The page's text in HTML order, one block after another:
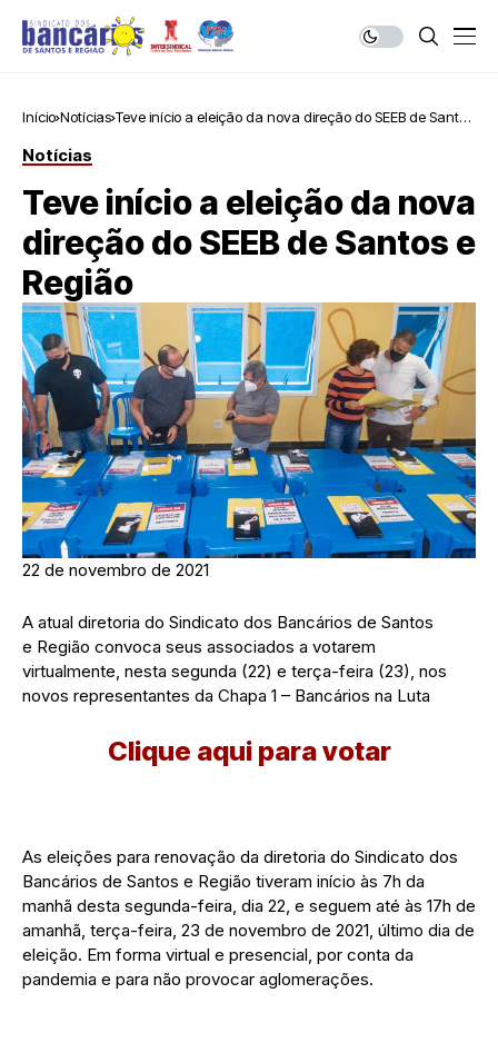
Início Notícias Teve início a eleição da nova direção do SEEB de Santos
Notícias
Teve início a eleição da nova
direção do SEEB de Santos e
Região
22 de novembro de 2021
A atual diretoria do Sindicato dos Bancários de Santos
e Região convoca seus associados a votarem
virtualmente, nesta segunda (22) e terça-feira (23), nos
novos representantes da Chapa 1 – Bancários na Luta
Clique aqui para votar
As eleições para renovação da diretoria do Sindicato dos
Bancários de Santos e Região tiveram início às 7h da
manhã desta segunda-feira, dia 22, e seguem até às 17h de
amanhã, terça-feira, 23 de novembro de 2021, último dia de
eleição. Em forma virtual e presencial, por conta da
pandemia e para não provocar aglomerações.